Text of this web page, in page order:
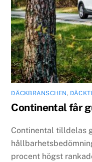
DÄCKBRANSCHEN,
Continental får
Continental tilldelas
procent högst